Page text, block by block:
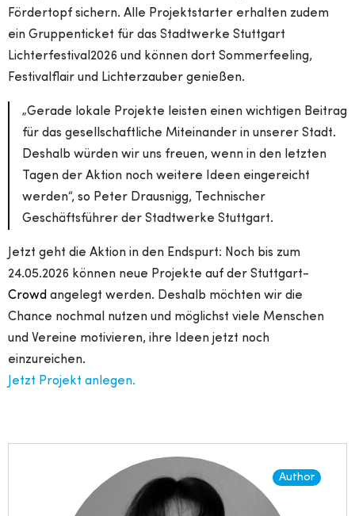
Fördertopf sichern. Alle Projektstarter erhalten zudem
ein Gruppenticket für das Stadtwerke Stuttgart
Lichterfestival2026 und können dort Sommerfeeling,
Festivalflair und Lichterzauber genießen.
„Gerade lokale Projekte leisten einen wichtigen Beitrag
für das gesellschaftliche Miteinander in unserer Stadt.
Deshalb würden wir uns freuen, wenn in den letzten
Tagen der Aktion noch weitere Ideen eingereicht
werden“, so Peter Drausnigg, Technischer
Geschäftsführer der Stadtwerke Stuttgart.
Jetzt geht die Aktion in den Endspurt: Noch bis zum
24.05.2026 können neue Projekte auf der Stuttgart-
Crowd angelegt werden. Deshalb möchten wir die
Chance nochmal nutzen und möglichst viele Menschen
und Vereine motivieren, ihre Ideen jetzt noch
einzureichen.
Jetzt Projekt anlegen.
Author